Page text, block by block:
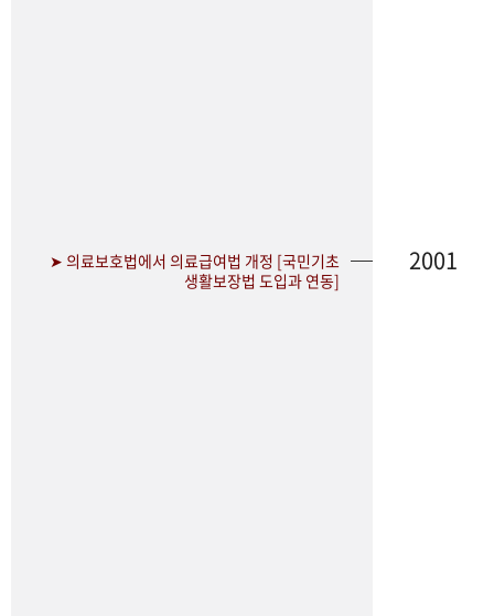
➤ 의료보호법에서 의료급여법 개정 [국민기초
생활보장법 도입과 연동]
2001